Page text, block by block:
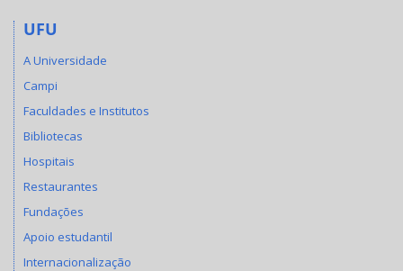
UFU
A Universidade
Campi
Faculdades e Institutos
Bibliotecas
Hospitais
Restaurantes
Fundações
Apoio estudantil
Internacionalização